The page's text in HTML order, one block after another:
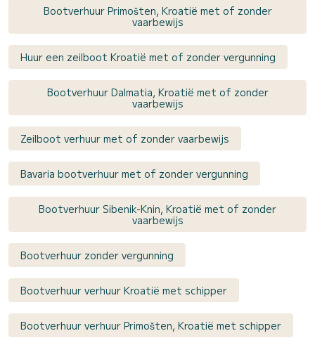
Bootverhuur Primošten, Kroatië met of zonder
vaarbewijs
Huur een zeilboot Kroatië met of zonder vergunning
Bootverhuur Dalmatia, Kroatië met of zonder
vaarbewijs
Zeilboot verhuur met of zonder vaarbewijs
Bavaria bootverhuur met of zonder vergunning
Bootverhuur Sibenik-Knin, Kroatië met of zonder
vaarbewijs
Bootverhuur zonder vergunning
Bootverhuur verhuur Kroatië met schipper
Bootverhuur verhuur Primošten, Kroatië met schipper